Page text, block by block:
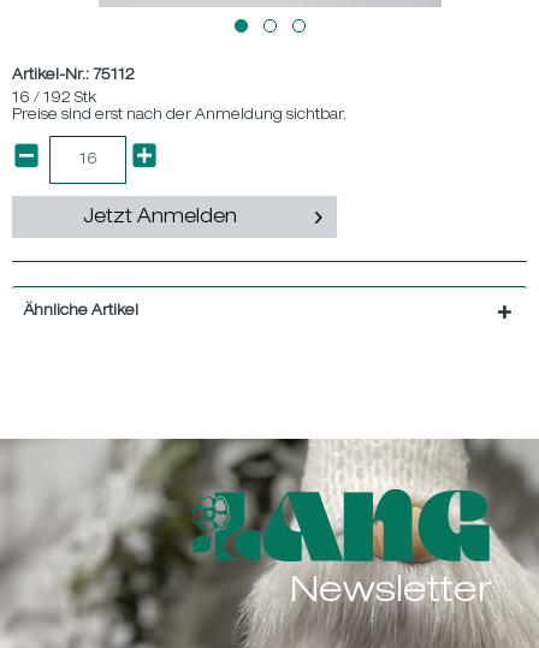
Artikel-Nr.: 75112
16 / 192 Stk
Preise sind erst nach der Anmeldung sichtbar.
Jetzt Anmelden
Ähnliche Artikel
Newsletter